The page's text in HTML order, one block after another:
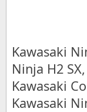
Kawasaki
Ninja H2
Kawasaki
Kawasaki